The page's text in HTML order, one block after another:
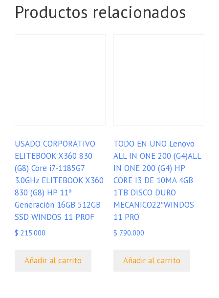
Productos relacionados
USADO CORPORATIVO
ELITEBOOK X360 830
(G8) Core i7-1185G7
3.0GHz ELITEBOOK X360
830 (G8) HP 11ª
Generación 16GB 512GB
SSD WINDOS 11 PROF
$ 215.000
Añadir al carrito
TODO EN UNO Lenovo
ALL IN ONE 200 (G4)ALL
IN ONE 200 (G4) HP
CORE I3 DE 10MA 4GB
1TB DISCO DURO
MECANICO22″WINDOS
11 PRO
$ 790.000
Añadir al carrito